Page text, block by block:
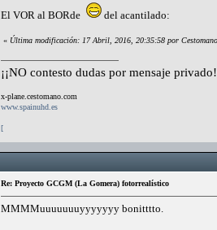
El VOR al BORde del acantilado:
« Última modificación: 17 Abril, 2016, 20:35:58 por Cestomano
¡¡NO contesto dudas por mensaje
x-plane.cestomano.com
www.spainuhd.es
[
Re: Proyecto GCGM (La Gomera) fotorrealístico
MMMMuuuuuuuyyyyyyy bonitttto.